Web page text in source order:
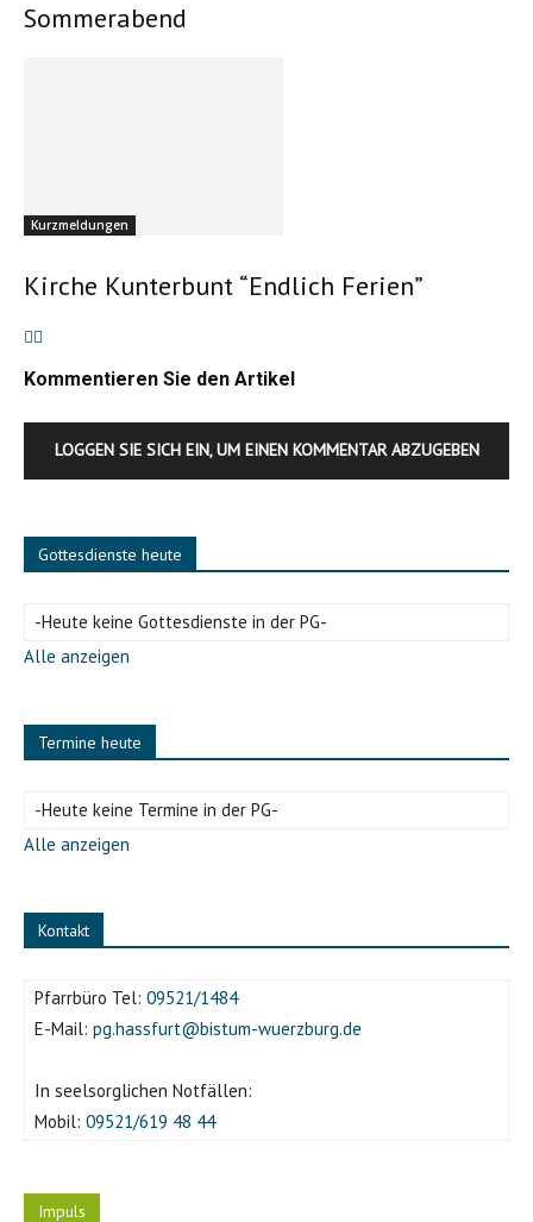
Sommerabend
Kurzmeldungen
Kirche Kunterbunt “Endlich Ferien”
Kommentieren Sie den Artikel
LOGGEN SIE SICH EIN, UM EINEN KOMMENTAR ABZUGEBEN
Gottesdienste heute
-Heute keine Gottesdienste in der PG-
Alle anzeigen
Termine heute
-Heute keine Termine in der PG-
Alle anzeigen
Kontakt
Pfarrbüro Tel: 09521/1484
E-Mail: pg.hassfurt@bistum-wuerzburg.de
In seelsorglichen Notfällen:
Mobil: 09521/619 48 44
Impuls